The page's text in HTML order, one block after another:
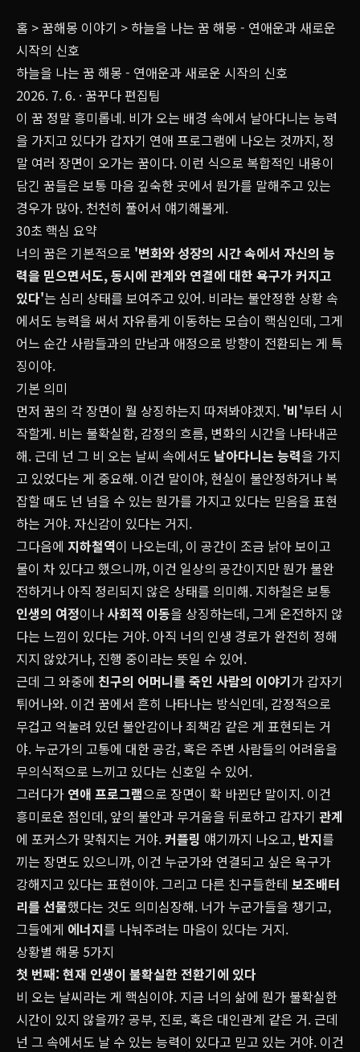
홈 >꿈해몽 이야기 > 하늘을 나는 꿈 해몽 - 연애운과 새로운
시작의 신호
하늘을 나는 꿈 해몽 - 연애운과 새로운 시작의 신호
2026. 7. 6. · 꿈꾸다 편집팀
이 꿈 정말 흥미롭네. 비가 오는 배경 속에서 날아다니는 능력
을 가지고 있다가 갑자기 연애 프로그램에 나오는 것까지, 정
말 여러 장면이 오가는 꿈이다. 이런 식으로 복합적인 내용이
담긴 꿈들은 보통 마음 깊숙한 곳에서 뭔가를 말해주고 있는
경우가 많아. 천천히 풀어서 얘기해볼게.
30초 핵심 요약
너의 꿈은 기본적으로 '변화와 성장의 시간 속에서 자신의 능
력을 믿으면서도, 동시에 관계와 연결에 대한 욕구가 커지고
있다'는 심리 상태를 보여주고 있어. 비라는 불안정한 상황 속
에서도 능력을 써서 자유롭게 이동하는 모습이 핵심인데, 그게
어느 순간 사람들과의 만남과 애정으로 방향이 전환되는 게 특
징이야.
기본 의미
먼저 꿈의 각 장면이 뭘 상징하는지 따져봐야겠지. '비'부터 시
작할게. 비는 불확실함, 감정의 흐름, 변화의 시간을 나타내곤
해. 근데 넌 그 비 오는 날씨 속에서도 날아다니는 능력을 가지
고 있었다는 게 중요해. 이건 말이야, 현실이 불안정하거나 복
잡할 때도 넌 넘을 수 있는 뭔가를 가지고 있다는 믿음을 표현
하는 거야. 자신감이 있다는 거지.
그다음에 지하철역이 나오는데, 이 공간이 조금 낡아 보이고
물이 차 있다고 했으니까, 이건 일상의 공간이지만 뭔가 불완
전하거나 아직 정리되지 않은 상태를 의미해. 지하철은 보통
인생의 여정이나 사회적 이동을 상징하는데, 그게 온전하지 않
다는 느낌이 있다는 거야. 아직 너의 인생 경로가 완전히 정해
지지 않았거나, 진행 중이라는 뜻일 수 있어.
근데 그 와중에 친구의 어머니를 죽인 사람의 이야기가 갑자기
튀어나와. 이건 꿈에서 흔히 나타나는 방식인데, 감정적으로
무겁고 억눌려 있던 불안감이나 죄책감 같은 게 표현되는 거
야. 누군가의 고통에 대한 공감, 혹은 주변 사람들의 어려움을
무의식적으로 느끼고 있다는 신호일 수 있어.
그러다가 연애 프로그램으로 장면이 확 바뀐단 말이지. 이건
흥미로운 점인데, 앞의 불안과 무거움을 뒤로하고 갑자기 관계
에 포커스가 맞춰지는 거야.커플링 얘기까지 나오고, 반지를
끼는 장면도 있으니까, 이건 누군가와 연결되고 싶은 욕구가
강해지고 있다는 표현이야. 그리고 다른 친구들한테 보조배터
리를 선물했다는 것도 의미심장해. 너가 누군가들을 챙기고,
그들에게 에너지를 나눠주려는 마음이 있다는 거지.
상황별 해몽 5가지
첫 번째: 현재 인생이 불확실한 전환기에 있다
비 오는 날씨라는 게 핵심이야. 지금 너의 삶에 뭔가 불확실한
시간이 있지 않을까? 공부, 진로, 혹은 대인관계 같은 거. 근데
넌 그 속에서도 날 수 있는 능력이 있다고 믿고 있는 거야. 이건